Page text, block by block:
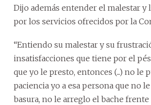
Dijo además entender el malestar y
por los servicios ofrecidos por la
“Entiendo su malestar y su
insatisfacciones que tiene por el
que yo le presto, entonces (...) no le
paciencia yo a esa persona que no
basura, no le arreglo el bache frente